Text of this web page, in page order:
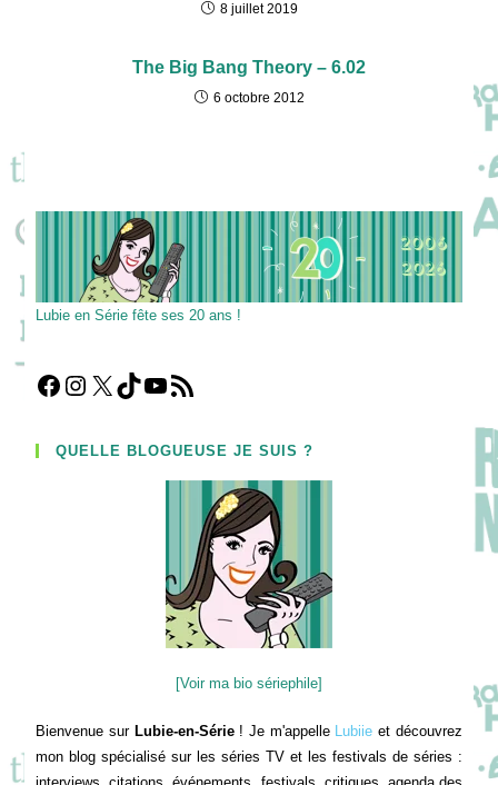
8 juillet 2019
The Big Bang Theory – 6.02
6 octobre 2012
Lubie en Série fête ses 20 ans !
Facebook
Instagram
X TikTokYouTube
Flux RSS
QUELLE BLOGUEUSE JE SUIS ?
[Voir ma bio sériephile]
Bienvenue sur Lubie-en-Série! Je m'appelle Lubiie et découvrez
mon blog spécialisé sur les séries TV et les festivals de séries :